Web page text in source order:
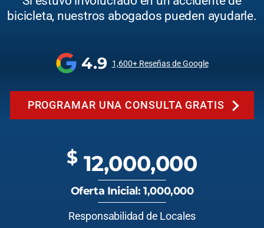
bicicleta, nuestros abogados pueden ayudarle.
4.9 1,600+ Reseñas de Google
PROGRAMAR UNA CONSULTA GRATIS
$ 12,000,000
Oferta Inicial: 1,000,000
Responsabilidad de Locales